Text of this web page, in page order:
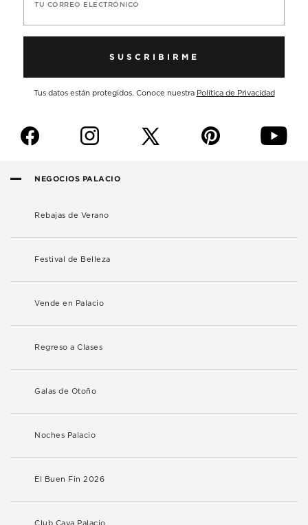
TU CORREO ELECTRÓNICO
SUSCRIBIRME
Tus datos están protegidos. Conoce nuestra Política de Privacidad
f i p y
NEGOCIOS PALACIO
Rebajas de Verano
Festival de Belleza
Vende en Palacio
Regreso a Clases
Galas de Otoño
Noches Palacio
El Buen Fin 2026
Club Cava Palacio